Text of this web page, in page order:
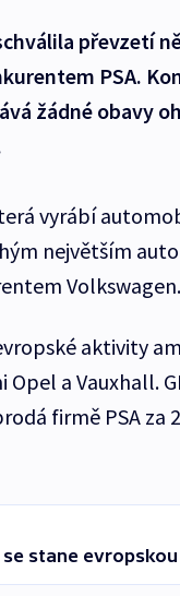
převzetí
PSA.
žádné obavy
vyrábí
největším
Volkswagen.
aktivity
Opel a Vauxhall.
firmě PSA za
se stane